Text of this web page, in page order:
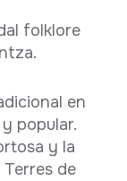
folklore
en
popular.
y la
de